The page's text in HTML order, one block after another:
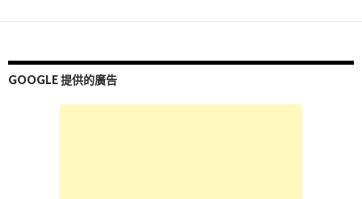
GOOGLE 提供的廣告